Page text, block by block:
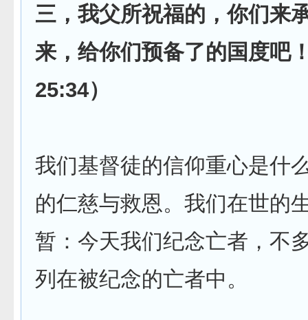
三，我父所祝福的，你们来
来，给你们预备了的国度吧
25:34）
我们基督徒的信仰重心是什
的仁慈与救恩。我们在世的
暂：今天我们纪念亡者，不
列在被纪念的亡者中。